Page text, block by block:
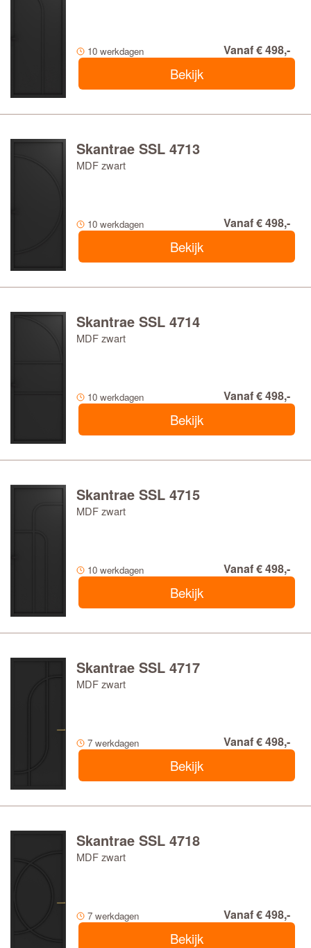
10 werkdagen Vanaf € 498,-
Bekijk
Skantrae SSL 4713
MDF zwart
10 werkdagen Vanaf € 498,-
Bekijk
Skantrae SSL 4714
MDF zwart
10 werkdagen Vanaf € 498,-
Bekijk
Skantrae SSL 4715
MDF zwart
10 werkdagen Vanaf € 498,-
Bekijk
Skantrae SSL 4717
MDF zwart
7 werkdagen Vanaf € 498,-
Bekijk
Skantrae SSL 4718
MDF zwart
7 werkdagen Vanaf € 498,-
Bekijk